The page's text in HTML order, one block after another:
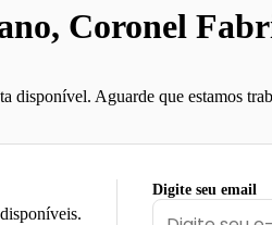
Coronel
disponível. Aguarde que estamos
Digite seu email